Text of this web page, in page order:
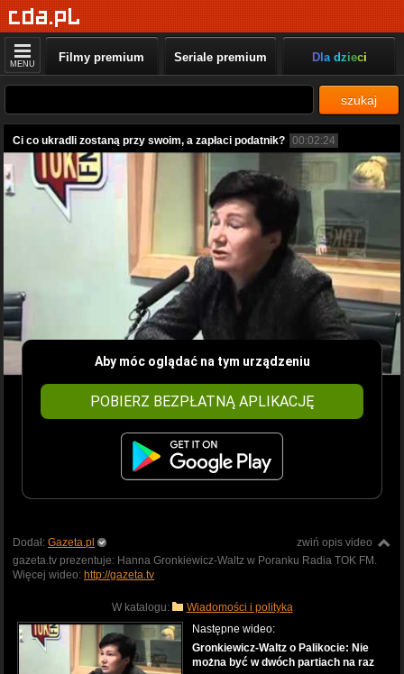
MENU Filmy premium Seriale premium Dla dzieci
szukaj
Ci co ukradli zostaną przy swoim, a zapłaci podatnik? 00:02:24
Aby móc oglądać na tym urządzeniu
POBIERZ BEZPŁATNĄ APLIKACJĘ
zwiń opis video
Dodał: Gazeta.pl
gazeta.tv prezentuje: Hanna Gronkiewicz-Waltz w Poranku Radia TOK FM.
Więcej wideo: http://gazeta.tv
W katalogu: Wiadomości i polityka
Następne wideo:
Gronkiewicz-Waltz o Palikocie: Nie
można być w dwóch partiach na raz